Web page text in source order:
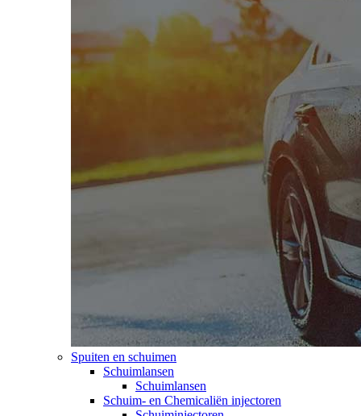
Spuiten en schuimen
Schuimlansen
Schuimlansen
Schuim- en Chemicaliën injectoren